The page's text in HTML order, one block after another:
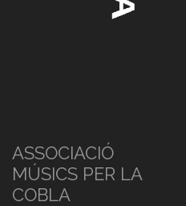
ASSOCIACIÓ
MÚSICS PER LA
COBLA